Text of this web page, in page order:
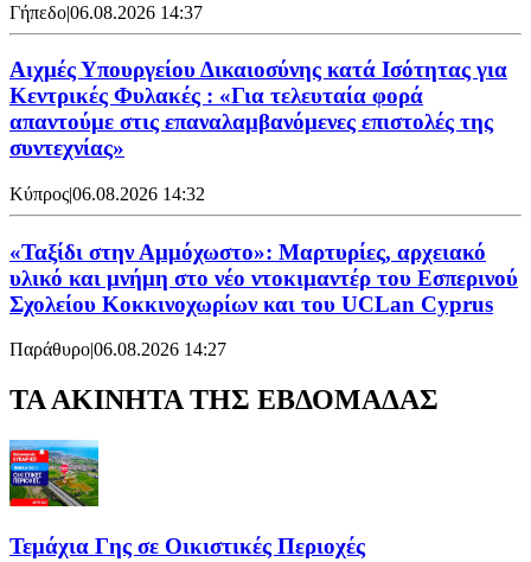
Γήπεδο|06.08.2026 14:37
Αιχμές Υπουργείου Δικαιοσύνης κατά Ισότητας για
Κεντρικές Φυλακές : «Για τελευταία φορά
απαντούμε στις επαναλαμβανόμενες επιστολές της
συντεχνίας»
Κύπρος|06.08.2026 14:32
«Ταξίδι στην Αμμόχωστο»: Μαρτυρίες, αρχειακό
υλικό και μνήμη στο νέο ντοκιμαντέρ του Εσπερινού
Σχολείου Κοκκινοχωρίων και του UCLan Cyprus
Παράθυρο|06.08.2026 14:27
ΤΑ ΑΚΙΝΗΤΑ ΤΗΣ ΕΒΔΟΜΑΔΑΣ
Τεμάχια Γης σε Οικιστικές Περιοχές